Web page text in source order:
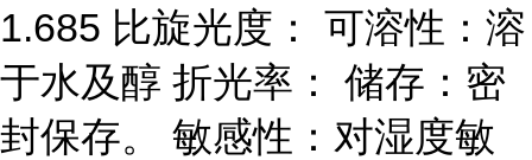
1.685 比旋光度： 可溶性：溶
于水及醇 折光率： 储存：密
封保存。 敏感性：对湿度敏